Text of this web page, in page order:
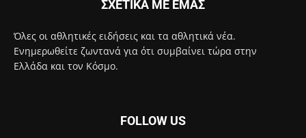
ΣΧΕΤΙΚΑ ΜΕ ΕΜΑΣ
Όλες οι αθλητικές ειδήσεις και τα αθλητικά νέα.
Ενημερωθείτε ζωντανά για ότι συμβαίνει τώρα στην
Ελλάδα και τον Κόσμο.
FOLLOW US